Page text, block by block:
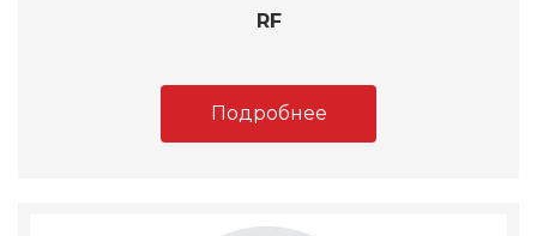
RF
Подробнее